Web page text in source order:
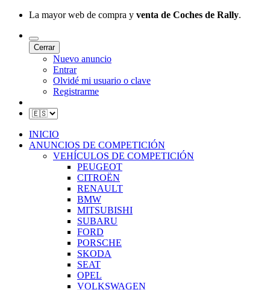
La mayor web de compra y venta de Coches de Rally.
Cerrar
Nuevo anuncio
Entrar
Olvidé mi usuario o clave
Registrarme
INICIO
ANUNCIOS DE COMPETICIÓN
VEHÍCULOS DE COMPETICIÓN
PEUGEOT
CITROËN
RENAULT
BMW
MITSUBISHI
SUBARU
FORD
PORSCHE
SKODA
SEAT
OPEL
VOLKSWAGEN